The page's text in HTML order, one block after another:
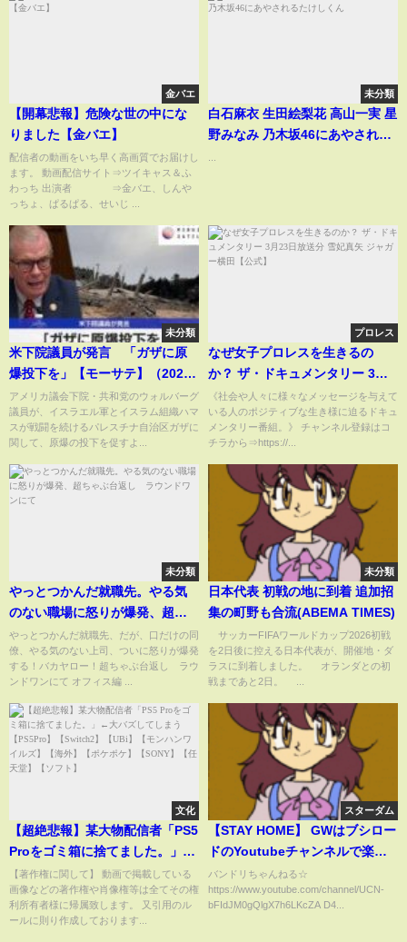
金バエ
【開幕悲報】危険な世の中にな
りました【金バエ】
配信者の動画をいち早く高画質でお届けし
ます。 動画配信サイト⇒ツイキャス＆ふ
わっち 出演者 ⇒金バエ、しんや
っちょ、ぱるぱる、せいじ ...
未分類
白石麻衣 生田絵梨花 高山一実 星
野みなみ 乃木坂46にあやされる
未分類
米下院議員が発言 「ガザに原
爆投下を」【モーサテ】（2024
年4月1日）
アメリカ議会下院・共和党のウォルバーグ
議員が、イスラエル軍とイスラム組織ハマ
スが戦闘を続けるパレスチナ自治区ガザに
関して、原爆の投下を促すよ...
プロレス
なぜ女子プロレスを生きるの
か？ ザ・ドキュメンタリー 3月
23日放送分 雪妃真矢 ジャガー横
田【公式】
《社会や人々に様々なメッセージを与えて
いる人のポジティブな生き様に迫るドキュ
メンタリー番組。》 チャンネル登録はコ
チラから⇒https://...
未分類
やっとつかんだ就職先。やる気
のない職場に怒りが爆発、超ち
ゃぶ台返し ラウンドワンにて
やっとつかんだ就職先、だが、口だけの同
僚、やる気のない上司、ついに怒りが爆発
する！バカヤロー！超ちゃぶ台返し ラウ
ンドワンにて オフィス編 ...
未分類
日本代表 初戦の地に到着 追加招
集の町野も合流(ABEMA TIMES)
サッカーFIFAワールドカップ2026初戦
を2日後に控える日本代表が、開催地・ダ
ラスに到着しました。 オランダとの初
戦まであと2日。 ...
文化
【超絶悲報】某大物配信者「PS5
Proをゴミ箱に捨てました。」←
大バズしてしまう【PS5Pro】
【Switch2】【UBi】【モンハン
ワイルズ】【海外】【ポケポ
【著作権に関して】 動画で掲載している
画像などの著作権や肖像権等は全てその権
利所有者様に帰属致します。 又引用のル
ールに則り作成しております...
スターダム
【STAY HOME】 GWはブシロー
ドのYoutubeチャンネルで楽し
もう！
バンドリちゃんねる☆
https://www.youtube.com/channel/UCN-
bFIdJM0gQlgX7h6LKcZA D4...